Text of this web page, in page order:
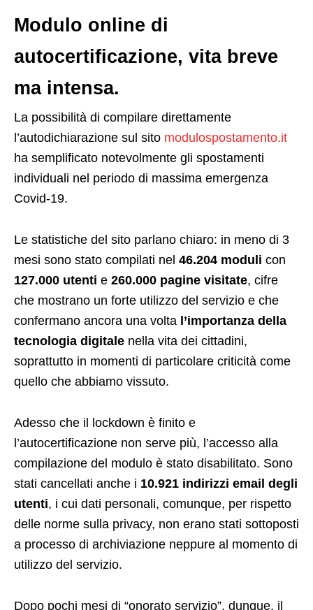
Modulo online di
autocertificazione, vita breve
ma intensa.
La possibilità di compilare direttamente
l’autodichiarazione sul sito modulospostamento.it
ha semplificato notevolmente gli spostamenti
individuali nel periodo di massima emergenza
Covid-19.
Le statistiche del sito parlano chiaro: in meno di 3
mesi sono stato compilati nel 46.204 moduli con
127.000 utenti e 260.000 pagine visitate, cifre
che mostrano un forte utilizzo del servizio e che
confermano ancora una volta l’importanza della
tecnologia digitale nella vita dei cittadini,
soprattutto in momenti di particolare criticità come
quello che abbiamo vissuto.
Adesso che il lockdown è finito e
l’autocertificazione non serve più, l’accesso alla
compilazione del modulo è stato disabilitato. Sono
stati cancellati anche i 10.921 indirizzi email degli
utenti, i cui dati personali, comunque, per rispetto
delle norme sulla privacy, non erano stati sottoposti
a processo di archiviazione neppure al momento di
utilizzo del servizio.
Dopo pochi mesi di “onorato servizio”, dunque, il